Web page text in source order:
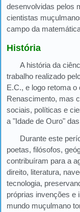
desenvolvidas pelos
cientistas
campo da
História
A história da
trabalho realizado
E.C., e logo retoma
Renascimento, mas
sociais, políticas e
a "Idade de Ouro"
Durante este
poetas, filósofos,
contribuíram para a
direito, literatura,
tecnologia,
próprias invenções e
mundo muçulmano